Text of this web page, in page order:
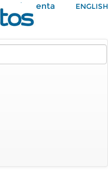
Mi Cuenta ENGLISH